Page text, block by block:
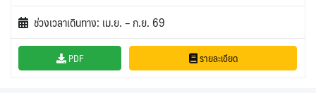
ช่วงเวลาเดินทาง: เม.ย. – ก.ย. 69
PDF รายละเอียด